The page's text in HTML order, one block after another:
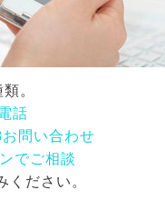
。
話
問い合わせ
でご相談
ください。